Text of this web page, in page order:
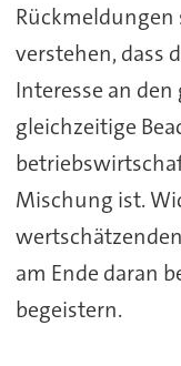
Rückmeldungen
verstehen, dass
Interesse an
gleichzeitige
Mischung ist.
am Ende daran
begeistern.